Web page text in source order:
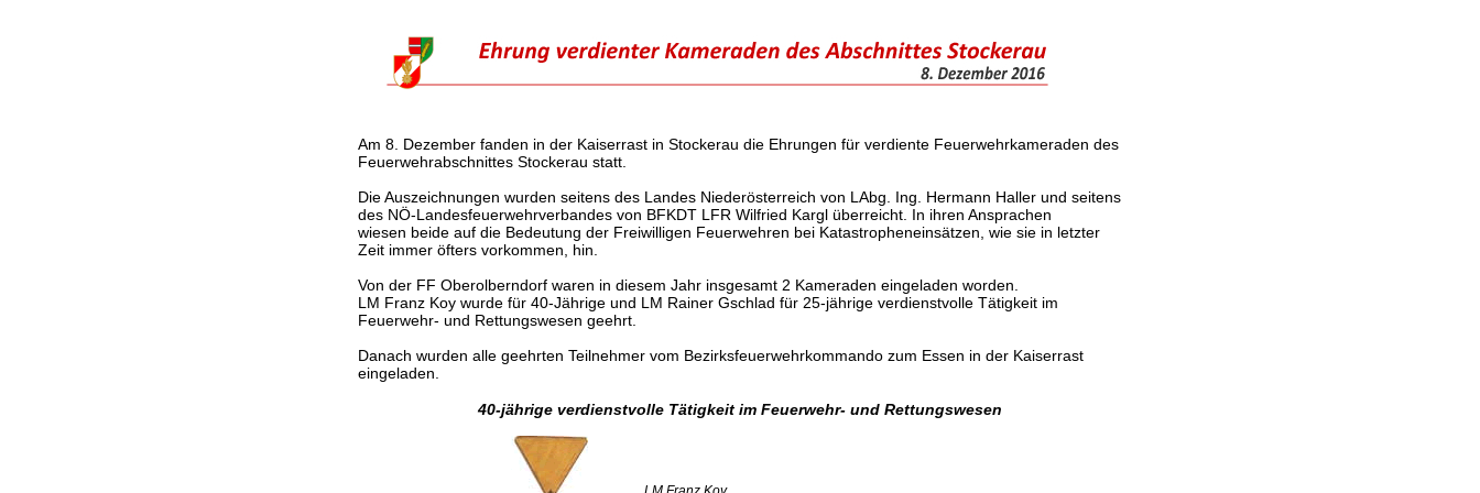
Am 8. Dezember fanden in der Kaiserrast in Stockerau die Ehrungen für verdiente Feuerwehrkameraden des
Feuerwehrabschnittes Stockerau statt.
Die Auszeichnungen wurden seitens des Landes Niederösterreich von LAbg. Ing. Hermann Haller und seitens
des NÖ-Landesfeuerwehrverbandes von BFKDT LFR Wilfried Kargl überreicht. In ihren Ansprachen
wiesen beide auf die Bedeutung der Freiwilligen Feuerwehren bei Katastropheneinsätzen, wie sie in letzter
Zeit immer öfters vorkommen, hin.
Von der FF Oberolberndorf waren in diesem Jahr insgesamt 2 Kameraden eingeladen worden.
LM Franz Koy wurde für 40-Jährige und LM Rainer Gschlad für 25-jährige verdienstvolle Tätigkeit im
Feuerwehr- und Rettungswesen geehrt.
Danach wurden alle geehrten Teilnehmer vom Bezirksfeuerwehrkommando zum Essen in der Kaiserrast
eingeladen.
40-jährige verdienstvolle Tätigkeit im Feuerwehr- und Rettungswesen